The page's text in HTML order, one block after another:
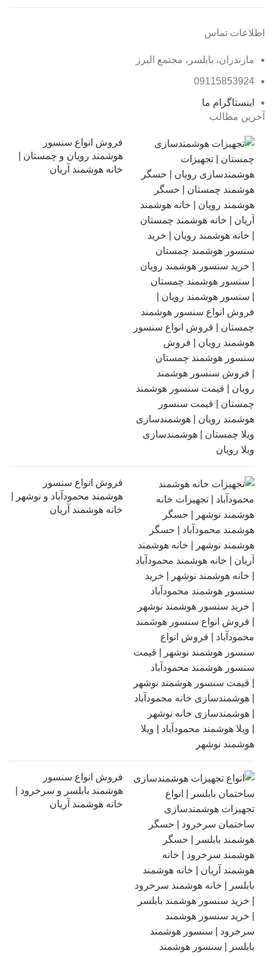
اطلاعات تماس
مازندران، بابلسر، مجتمع البرز
09115853924
اینستاگرام ما
آخرین مطالب
فروش انواع سنسور
هوشمند رویان و چمستان |
خانه هوشمند آریان
فروش انواع سنسور
هوشمند محمودآباد و نوشهر |
خانه هوشمند آریان
فروش انواع سنسور
هوشمند بابلسر و سرخرود |
خانه هوشمند آریان